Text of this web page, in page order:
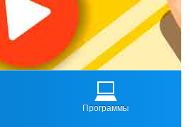
Программы